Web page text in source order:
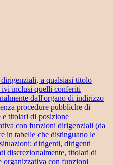
a qualsiasi titolo
inclusi quelli conferiti
dall'organo di indirizzo
procedure pubbliche di
e titolari di posizione
con funzioni dirigenziali (da
in tabelle che distinguano le
dirigenti, dirigenti
discrezionalmente, titolari di
organizzativa con funzioni